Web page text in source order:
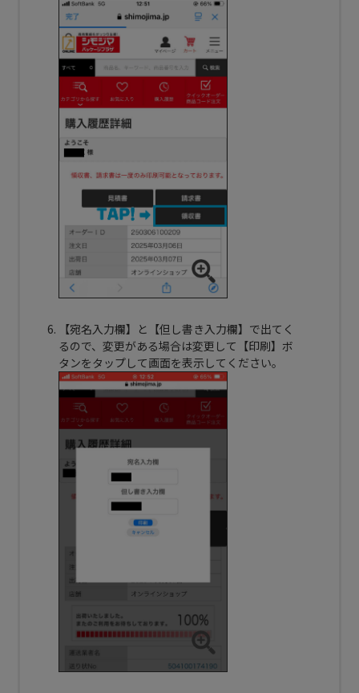
【宛名入力欄】と【但し書き入力欄】で出てく
るので、変更がある場合は変更して【印刷】ボ
タンをタップして画面を表示してください。